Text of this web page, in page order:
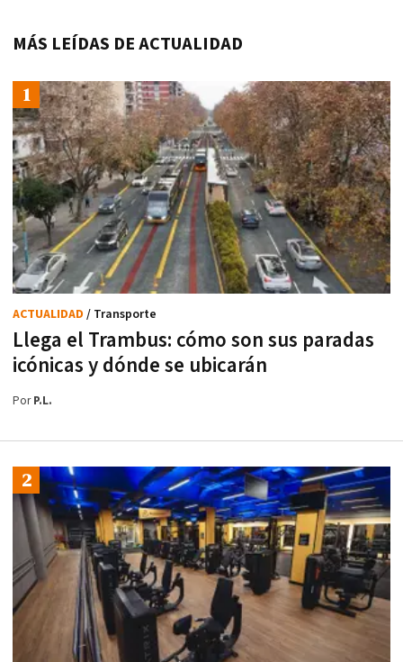
MÁS LEÍDAS DE ACTUALIDAD
Llega el Trambus: cómo son sus paradas
icónicas y dónde se ubicarán
ACTUALIDAD / Transporte
PorP.L.